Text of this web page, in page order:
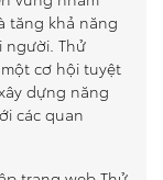
tăng khả năng
người. Thử
cơ hội tuyệt
dựng năng
các quan